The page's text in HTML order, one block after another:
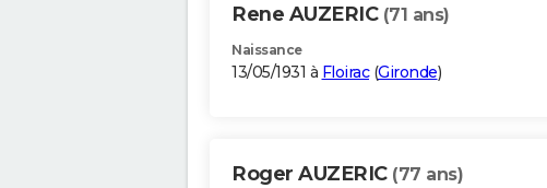
Rene AUZERIC (71 ans)
Naissance
13/05/1931 à Floirac(Gironde)
Roger AUZERIC (77 ans)